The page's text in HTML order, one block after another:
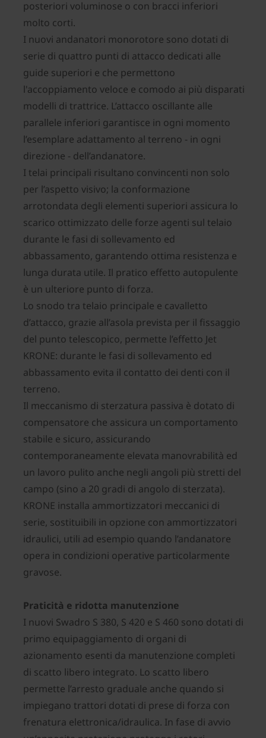
posteriori voluminose o con bracci inferiori
molto corti.
I nuovi andanatori monorotore sono dotati di
serie di quattro punti di attacco dedicati alle
guide superiori e che permettono
l'accoppiamento veloce e comodo ai più disparati
modelli di trattrice. L’attacco oscillante alle
parallele inferiori garantisce in ogni momento
l’esemplare adattamento al terreno - in ogni
direzione - dell’andanatore.
I telai principali risultano convincenti non solo
per l’aspetto visivo; la conformazione
arrotondata degli elementi superiori assicura lo
scarico ottimizzato delle forze agenti sul telaio
durante le fasi di sollevamento ed
abbassamento, garantendo ottima resistenza e
lunga durata utile. Il pratico effetto autopulente
è un ulteriore punto di forza.
Lo snodo tra telaio principale e cavalletto
d’attacco, grazie all’asola prevista per il fissaggio
del punto telescopico, permette l’effetto Jet
KRONE: durante le fasi di sollevamento ed
abbassamento evita il contatto dei denti con il
terreno.
Il meccanismo di sterzatura passiva è dotato di
compensatore che assicura un comportamento
stabile e sicuro, assicurando
contemporaneamente elevata manovrabilità ed
un lavoro pulito anche negli angoli più stretti del
campo (sino a 20 gradi di angolo di sterzata).
KRONE installa ammortizzatori meccanici di
serie, sostituibili in opzione con ammortizzatori
idraulici, utili ad esempio quando l’andanatore
opera in condizioni operative particolarmente
gravose.
Praticità e ridotta manutenzione
I nuovi Swadro S 380, S 420 e S 460 sono dotati di
primo equipaggiamento di organi di
azionamento esenti da manutenzione completi
di scatto libero integrato. Lo scatto libero
permette l’arresto graduale anche quando si
impiegano trattori dotati di prese di forza con
frenatura elettronica/idraulica. In fase di avvio